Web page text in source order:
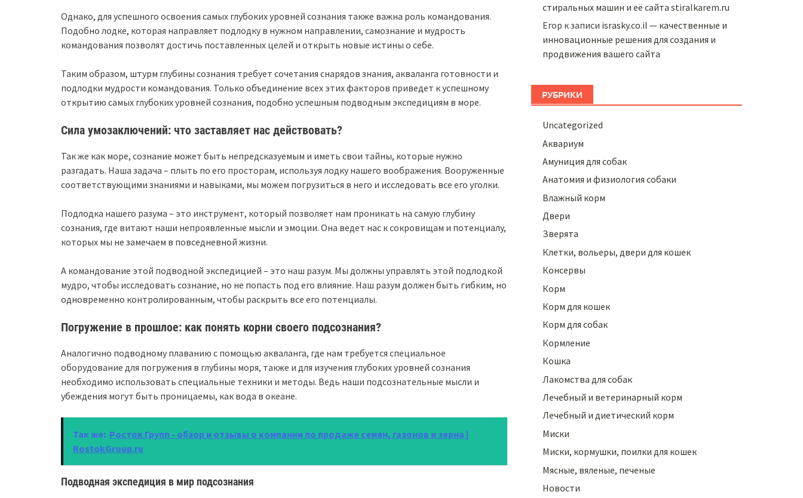
Однако, для успешного освоения самых глубоких уровней сознания также важна роль командования.
Подобно лодке, которая направляет подлодку в нужном направлении, самознание и мудрость
командования позволят достичь поставленных целей и открыть новые истины о себе.
Таким образом, штурм глубины сознания требует сочетания снарядов знания, акваланга готовности и
подлодки мудрости командования. Только объединение всех этих факторов приведет к успешному
открытию самых глубоких уровней сознания, подобно успешным подводным экспедициям в море.
Сила умозаключений: что заставляет нас действовать?
Так же как море, сознание может быть непредсказуемым и иметь свои тайны, которые нужно
разгадать. Наша задача – плыть по его просторам, используя лодку нашего воображения. Вооруженные
соответствующими знаниями и навыками, мы можем погрузиться в него и исследовать все его уголки.
Подлодка нашего разума – это инструмент, который позволяет нам проникать на самую глубину
сознания, где витают наши непроявленные мысли и эмоции. Она ведет нас к сокровищам и потенциалу,
которых мы не замечаем в повседневной жизни.
А командование этой подводной экспедицией – это наш разум. Мы должны управлять этой подлодкой
мудро, чтобы исследовать сознание, но не попасть под его влияние. Наш разум должен быть гибким, но
одновременно контролированным, чтобы раскрыть все его потенциалы.
Погружение в прошлое: как понять корни своего подсознания?
Аналогично подводному плаванию с помощью акваланга, где нам требуется специальное
оборудование для погружения в глубины моря, также и для изучения глубоких уровней сознания
необходимо использовать специальные техники и методы. Ведь наши подсознательные мысли и
убеждения могут быть проницаемы, как вода в океане.
Так же: Росток Групп - обзор и отзывы о компании по продаже семян, газонов и зерна |
RostokGroup.ru
Подводная экспедиция в мир подсознания
стиральных машин и её сайта stiralkarem.ru
Егор к записи israsky.co.il — качественные и
инновационные решения для создания и
продвижения вашего сайта
РУБРИКИ
Uncategorized
Аквариум
Амуниция для собак
Анатомия и физиология собаки
Влажный корм
Двери
Зверята
Клетки, вольеры, двери для кошек
Консервы
Корм
Корм для кошек
Корм для собак
Кормление
Кошка
Лакомства для собак
Лечебный и ветеринарный корм
Лечебный и диетический корм
Миски
Миски, кормушки, поилки для кошек
Мясные, вяленые, печеные
Новости